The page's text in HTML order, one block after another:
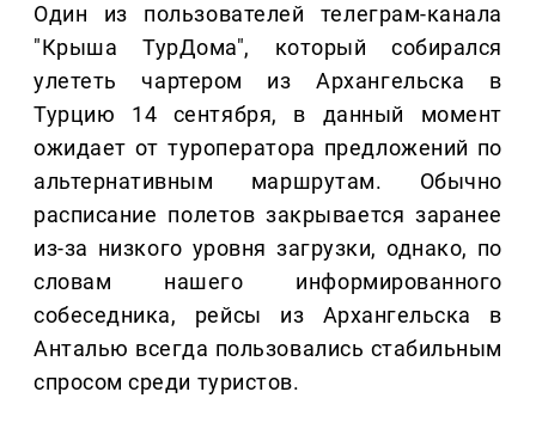
Один из пользователей телеграм-канала
"Крыша ТурДома", который собирался
улететь чартером из Архангельска в
Турцию 14 сентября, в данный момент
ожидает от туроператора предложений по
альтернативным маршрутам. Обычно
расписание полетов закрывается заранее
из-за низкого уровня загрузки, однако, по
словам нашего информированного
собеседника, рейсы из Архангельска в
Анталью всегда пользовались стабильным
спросом среди туристов.